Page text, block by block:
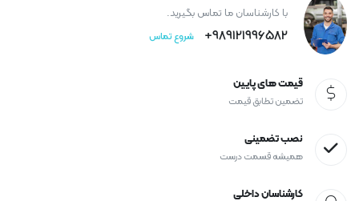
با کارشناسان ما تماس بگیرید.
989121996582+ شروع تماس
قیمت های پایین
تضمین تطابق قیمت
نصب تضمینی
همیشه قسمت درست
کارشناسان داخلی